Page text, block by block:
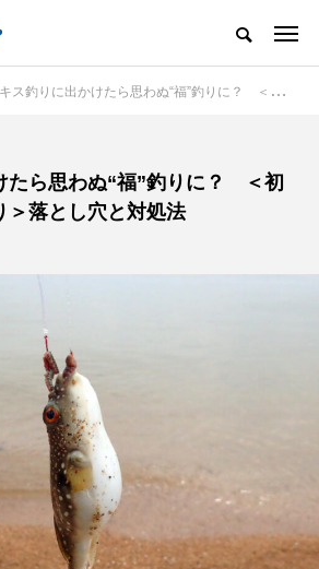
創る
を知ろう
椎名まさ
と
意外と簡単！ 100均で
買った道具で＜魚のは
く製＞を作ってみた
夏休みの自由研究にい
かが？
2026.06.02
キス釣りに出かけたら思わぬ“福”釣りに？ ＜初夏のシロギス釣り＞落とし穴と対処法
たら思わぬ“福”釣りに？ ＜初
＞落とし穴と対処法